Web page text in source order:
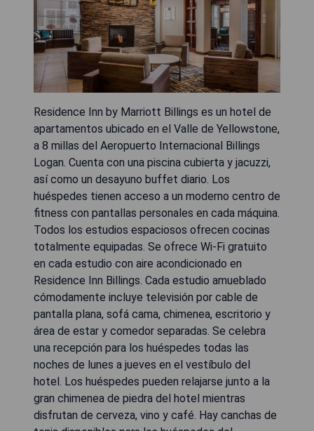
Residence Inn by Marriott Billings es un hotel de
apartamentos ubicado en el Valle de Yellowstone,
a 8 millas del Aeropuerto Internacional Billings
Logan. Cuenta con una piscina cubierta y jacuzzi,
así como un desayuno buffet diario. Los
huéspedes tienen acceso a un moderno centro de
fitness con pantallas personales en cada máquina.
Todos los estudios espaciosos ofrecen cocinas
totalmente equipadas. Se ofrece Wi-Fi gratuito
en cada estudio con aire acondicionado en
Residence Inn Billings. Cada estudio amueblado
cómodamente incluye televisión por cable de
pantalla plana, sofá cama, chimenea, escritorio y
área de estar y comedor separadas. Se celebra
una recepción para los huéspedes todas las
noches de lunes a jueves en el vestíbulo del
hotel. Los huéspedes pueden relajarse junto a la
gran chimenea de piedra del hotel mientras
disfrutan de cerveza, vino y café. Hay canchas de